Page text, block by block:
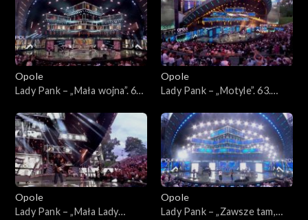
Opole
Lady Pank – „Mała wojna”. 63.
zespołu Lady Pank
Opole
Lady Pank – „Motyle”. 63.
zespołu Lady Pank
Opole
Lady Pank – „Mała Lady
Opole
Lady Pank – „Zawsze tam,